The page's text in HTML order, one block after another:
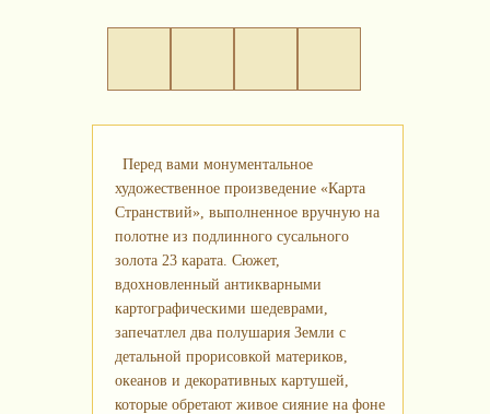
Перед вами монументальное
художественное произведение «Карта
Странствий», выполненное вручную на
полотне из подлинного сусального
золота 23 карата. Сюжет,
вдохновленный антикварными
картографическими шедеврами,
запечатлел два полушария Земли с
детальной прорисовкой материков,
океанов и декоративных картушей,
которые обретают живое сияние на фоне